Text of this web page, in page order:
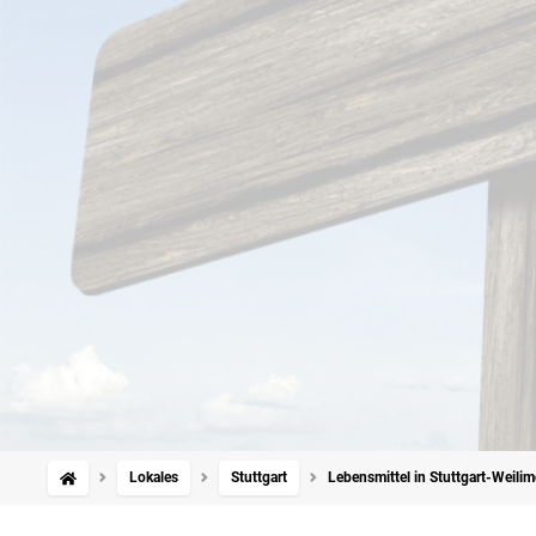
Lokales Stuttgart Lebensmittel in Stuttgart-